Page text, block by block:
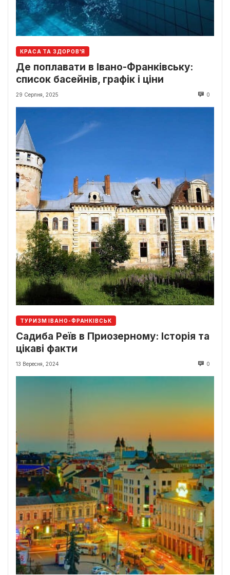
КРАСА ТА ЗДОРОВ'Я
Де поплавати в Івано-Франківську:
список басейнів, графік і ціни
29 Серпня, 2025 0
ТУРИЗМ ІВАНО-ФРАНКІВСЬК
Садиба Реїв в Приозерному: Історія та
цікаві факти
13 Вересня, 2024 0